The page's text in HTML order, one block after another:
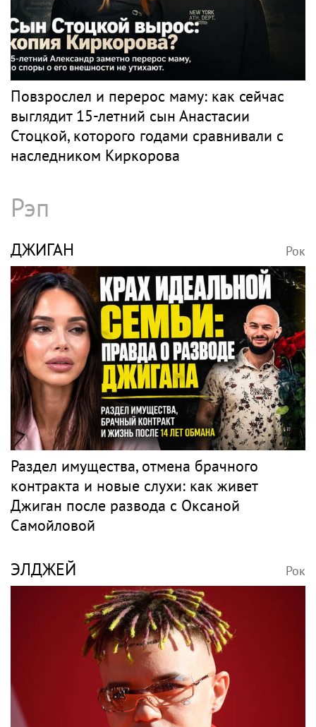
Повзрослел и перерос маму: как сейчас
выглядит 15-летний сын Анастасии
Стоцкой, которого годами сравнивали с
наследником Киркорова
Рэп
ДЖИГАН Рок
Раздел имущества, отмена брачного
контракта и новые слухи: как живет
Джиган после развода с Оксаной
Самойловой
ЭЛДЖЕЙ Рок